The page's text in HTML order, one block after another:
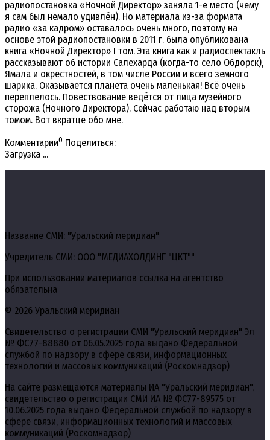
радиопостановка «Ночной Директор» заняла 1-е место (чему
я сам был немало удивлён). Но материала из-за формата
радио «за кадром» оставалось очень много, поэтому на
основе этой радиопостановки в 2011 г. была опубликована
книга «Ночной Директор» I том. Эта книга как и радиоспектакль
рассказывают об истории Салехарда (когда-то село Обдорск),
Ямала и окрестностей, в том числе России и всего земного
шарика. Оказывается планета очень маленькая! Всё очень
переплелось. Повествование ведётся от лица музейного
сторожа (Ночного Директора). Сейчас работаю над вторым
томом. Вот вкратце обо мне.
Комментарии0 Поделиться:
Загрузка ...
Название СМИ: "Уральский меридиан"
Учредитель СМИ: ООО "МЕДИАХОЛДИНГ "ЦКТ""
При использовании материалов ссылка на агентство
обязательна
© 2026 Уральский меридиан
Свидетельство о регистрации СМИ "Уральский меридиан" Эл
№ ФС77-88880 от 06.05.2025 года выдано Федеральной
службой по надзору в сфере связи, информационных
технологий и массовых коммуникаций (Роскомнадзор)
На сайте размещаются материалы ИА "Уральский меридиан",
свидетельство о регистрации СМИ ИА № ФС77-89575 от
10.06.2025 года выдано Федеральной службой по надзору в
сфере связи, информационных технологий и массовых
коммуникаций (Роскомнадзор)